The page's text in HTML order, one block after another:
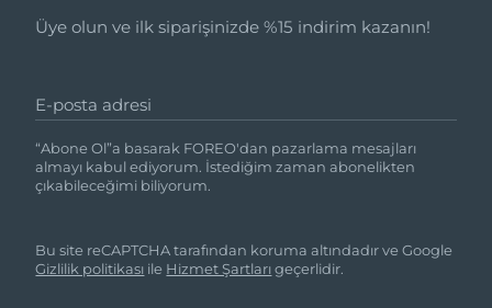
Üye olun ve ilk siparişinizde %15 indirim kazanın!
E-posta adresi
“Abone Ol”a basarak FOREO'dan pazarlama mesajları
almayı kabul ediyorum. İstediğim zaman abonelikten
çıkabileceğimi biliyorum.
Bu site reCAPTCHA tarafından koruma altındadır ve Google
Gizlilik politikası ile Hizmet Şartlarıgeçerlidir.